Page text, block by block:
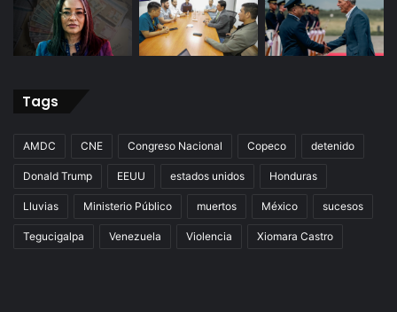
Tags
AMDC CNE Congreso Nacional Copeco detenido
Donald Trump EEUU estados unidos Honduras
Lluvias Ministerio Público muertos México sucesos
Tegucigalpa Venezuela Violencia Xiomara Castro